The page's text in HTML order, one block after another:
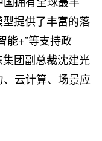
提供了丰富的落
能+”等支持政
团副总裁沈建光
云计算、场景应